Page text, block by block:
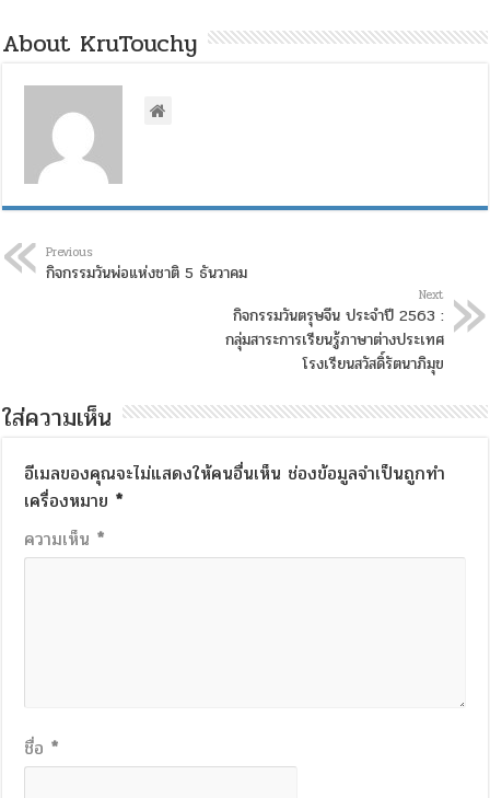
About KruTouchy
Previous
กิจกรรมวันพ่อแห่งชาติ 5 ธันวาคม
Next
กิจกรรมวันตรุษจีน ประจำปี 2563 :
กลุ่มสาระการเรียนรู้ภาษาต่างประเทศ
โรงเรียนสวัสดิ์รัตนาภิมุข
ใส่ความเห็น
อีเมลของคุณจะไม่แสดงให้คนอื่นเห็น ช่องข้อมูลจำเป็นถูกทำ
เครื่องหมาย *
ความเห็น *
ชื่อ *